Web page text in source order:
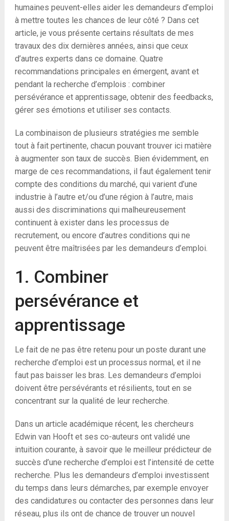
humaines peuvent-elles aider les demandeurs d’emploi
à mettre toutes les chances de leur côté ? Dans cet
article, je vous présente certains résultats de mes
travaux des dix dernières années, ainsi que ceux
d’autres experts dans ce domaine. Quatre
recommandations principales en émergent, avant et
pendant la recherche d’emplois : combiner
persévérance et apprentissage, obtenir des feedbacks,
gérer ses émotions et utiliser ses contacts.
La combinaison de plusieurs stratégies me semble
tout à fait pertinente, chacun pouvant trouver ici matière
à augmenter son taux de succès. Bien évidemment, en
marge de ces recommandations, il faut également tenir
compte des conditions du marché, qui varient d’une
industrie à l’autre et/ou d’une région à l’autre, mais
aussi des discriminations qui malheureusement
continuent à exister dans les processus de
recrutement, ou encore d’autres conditions qui ne
peuvent être maîtrisées par les demandeurs d’emploi.
1. Combiner
persévérance et
apprentissage
Le fait de ne pas être retenu pour un poste durant une
recherche d’emploi est un processus normal, et il ne
faut pas baisser les bras. Les demandeurs d’emploi
doivent être persévérants et résilients, tout en se
concentrant sur la qualité de leur recherche.
Dans un article académique récent, les chercheurs
Edwin van Hooft et ses co-auteurs ont validé une
intuition courante, à savoir que le meilleur prédicteur de
succès d’une recherche d’emploi est l’intensité de cette
recherche. Plus les demandeurs d’emploi investissent
du temps dans leurs démarches, par exemple envoyer
des candidatures ou contacter des personnes dans leur
réseau, plus ils ont de chance de trouver un nouvel